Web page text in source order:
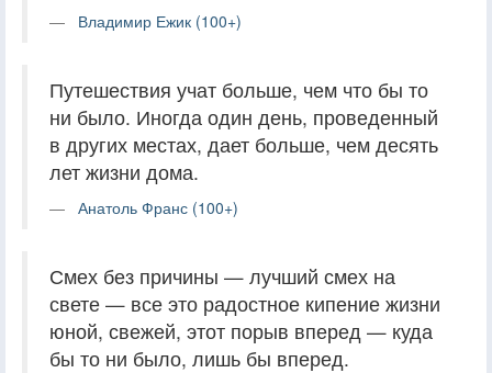
Владимир Ежик (100+)
Путешествия учат больше, чем что бы то
ни было. Иногда один день, проведенный
в других местах, дает больше, чем десять
лет жизни дома.
Анатоль Франс (100+)
Смех без причины — лучший смех на
свете — все это радостное кипение жизни
юной, свежей, этот порыв вперед — куда
бы то ни было, лишь бы вперед.